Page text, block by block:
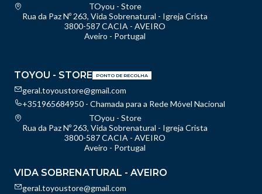
TOyou - Store
Rua da Paz Nº 263, Vida Sobrenatural - Igreja Crista
3800-587 CACIA - AVEIRO
Aveiro - Portugal
TOYOU - STORE PONTO DE RECOLHA
geral.toyoustore@gmail.com
+351965684950 - Chamada para a Rede Móvel Nacional
TOyou - Store
Rua da Paz Nº 263, Vida Sobrenatural - Igreja Crista
3800-587 CACIA - AVEIRO
Aveiro - Portugal
VIDA SOBRENATURAL - AVEIRO
geral.toyoustore@gmail.com